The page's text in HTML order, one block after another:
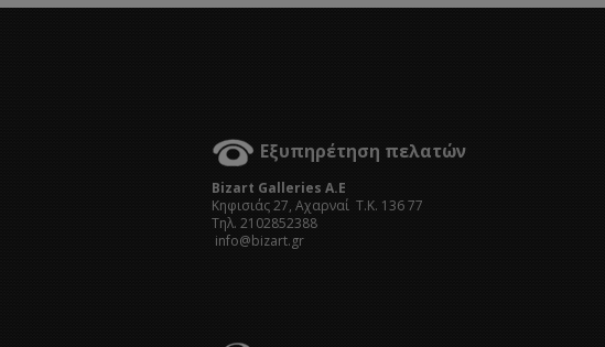
Εξυπηρέτηση πελατών
Bizart Galleries A.E
Kηφισιάς 27, Αχαρναί Τ.Κ. 136 77
Τηλ. 2102852388
info@bizart.gr